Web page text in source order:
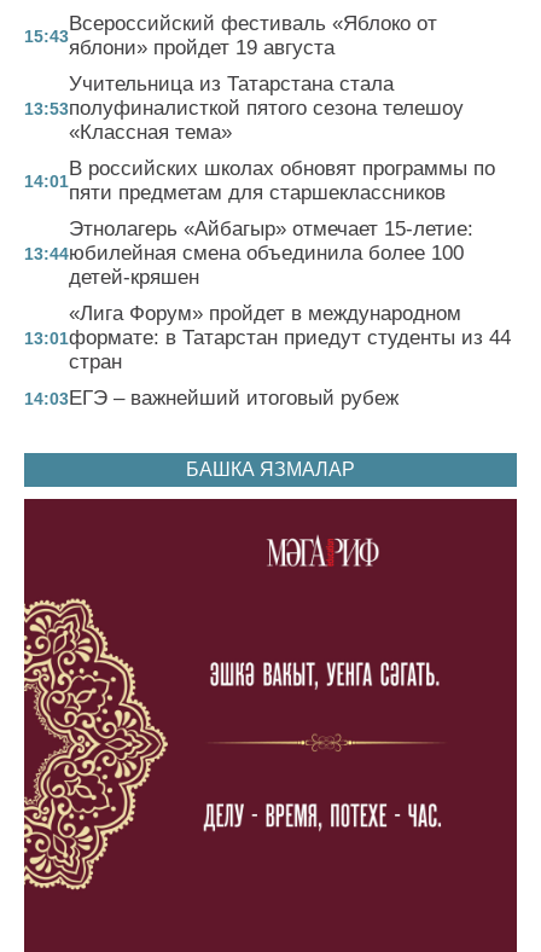
15:43
Всероссийский фестиваль «Яблоко от
яблони» пройдет 19 августа
13:53
Учительница из Татарстана стала
полуфиналисткой пятого сезона телешоу
«Классная тема»
14:01
В российских школах обновят программы по
пяти предметам для старшеклассников
13:44
Этнолагерь «Айбагыр» отмечает 15-летие:
юбилейная смена объединила более 100
детей-кряшен
13:01
«Лига Форум» пройдет в международном
формате: в Татарстан приедут студенты из 44
стран
14:03ЕГЭ – важнейший итоговый рубеж
БАШКА ЯЗМАЛАР